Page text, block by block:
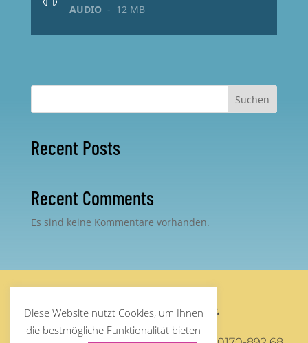
Suchen
Recent Posts
Recent Comments
Es sind keine Kommentare vorhanden.
©Steffen Debus2026 – Supervision &
Organisationsberatung
Diese Website nutzt Cookies, um Ihnen
die bestmögliche Funktionalität bieten